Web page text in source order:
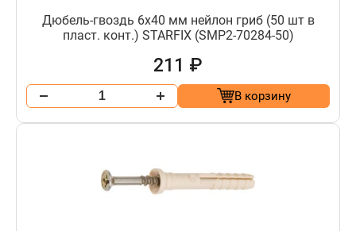
Дюбель-гвоздь 6х40 мм нейлон гриб (50 шт в
пласт. конт.) STARFIX (SMP2-70284-50)
211 ₽
В корзину